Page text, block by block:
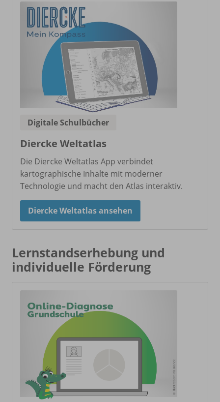
Digitale Schulbücher
Diercke Weltatlas
Die Diercke Weltatlas App verbindet
kartographische Inhalte mit moderner
Technologie und macht den Atlas interaktiv.
Diercke Weltatlas ansehen
Lernstandserhebung und
individuelle Förderung